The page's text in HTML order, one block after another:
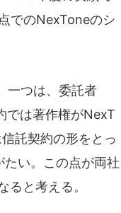
でのNexToneのシ
一つは、委託者
では著作権がNexT
託契約の形をとっ
い。この点が両社
と考える。